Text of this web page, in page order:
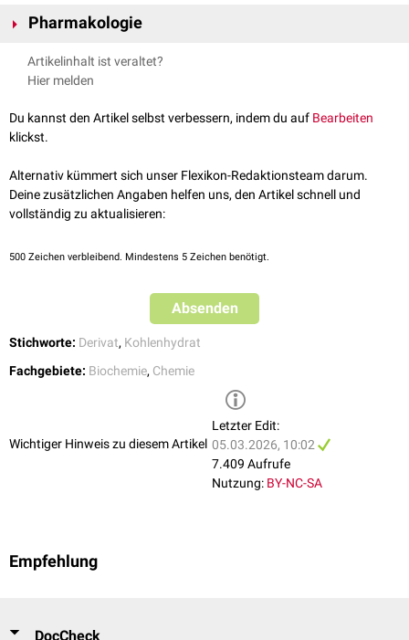
Acetylgalactosaminyltransferasen
Beim Menschen bildet N-Acetylgalactosamin das terminale
Blutgruppenmerkmal B enthält stattdessen Galactose.
N-Acetylgalactosamin ist ein Baustein von
Chondroitinsulfatsund andererGlykosaminoglykane(GAGs).
N-Acetylgalactosamin kommt in hoher Konzentration in den
Pharmakologie
GalNAc wird in der Pharmazie
Drug Delivery) verwendet.
Artikelinhalt ist veraltet?
Hier melden
Du kannst den Artikel selbst verbessern, indem du auf Bearbeiten
klickst.
Alternativ kümmert sich unser Flexikon-Redaktionsteam darum.
Deine zusätzlichen Angaben helfen uns, den Artikel schnell und
vollständig zu aktualisieren:
500 Zeichen verbleibend. Mindestens 5 Zeichen benötigt.
Absenden
Stichworte: Derivat, Kohlenhydrat
Fachgebiete: Biochemie, Chemie
Wichtiger Hinweis zu diesem Artikel
Letzter Edit:
05.03.2026, 10:02
7.409 Aufrufe
Nutzung: BY-NC-SA
Empfehlung
DocCheck